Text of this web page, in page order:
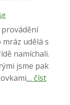
udělá s
namíchali.
jsme pak
… číst